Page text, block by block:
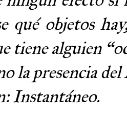
qué objetos
tiene alguien
la presencia
Instantáneo.